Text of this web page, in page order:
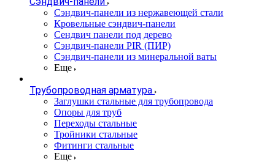
Cэндвич-панели из нержавеющей стали
Кровельные сэндвич-панели
Сендвич панели под дерево
Сэндвич-панели PIR (ПИР)
Сэндвич-панели из минеральной ваты
Еще
Трубопроводная арматура
Заглушки стальные для трубопровода
Опоры для труб
Переходы стальные
Тройники стальные
Фитинги стальные
Еще